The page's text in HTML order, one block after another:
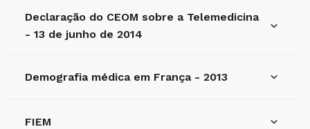
Declaração do CEOM sobre a Telemedicina
- 13 de junho de 2014
Demografia médica em França - 2013
FIEM